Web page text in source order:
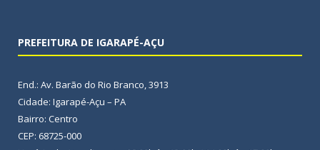
PREFEITURA DE IGARAPÉ-AÇU
End.: Av. Barão do Rio Branco, 3913
Cidade: Igarapé-Açu – PA
Bairro: Centro
CEP: 68725-000